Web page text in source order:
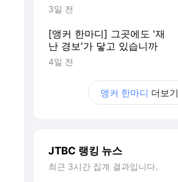
3일 전
[앵커 한마디] 그곳에도 '재
난 경보'가 닿고 있습니까
4일 전
앵커 한마디 더보기
JTBC 랭킹 뉴스
최근 3시간 집계 결과입니다.